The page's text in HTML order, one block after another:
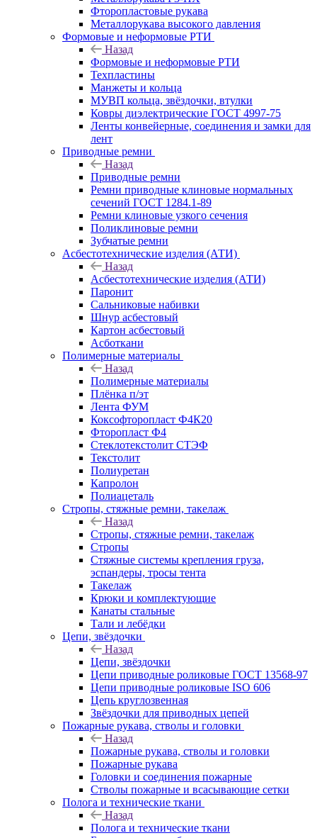
Фторопластовые рукава
Металлорукава высокого давления
Формовые и неформовые РТИ
Назад
Формовые и неформовые РТИ
Техпластины
Манжеты и кольца
МУВП кольца, звёздочки, втулки
Ковры диэлектрические ГОСТ 4997-75
Ленты конвейерные, соединения и замки для
лент
Приводные ремни
Назад
Приводные ремни
Ремни приводные клиновые нормальных
сечений ГОСТ 1284.1-89
Ремни клиновые узкого сечения
Поликлиновые ремни
Зубчатые ремни
Асбестотехнические изделия (АТИ)
Назад
Асбестотехнические изделия (АТИ)
Паронит
Сальниковые набивки
Шнур асбестовый
Картон асбестовый
Асботкани
Полимерные материалы
Назад
Полимерные материалы
Плёнка п/эт
Лента ФУМ
Коксофторопласт Ф4К20
Фторопласт Ф4
Стеклотекстолит СТЭФ
Текстолит
Полиуретан
Капролон
Полиацеталь
Стропы, стяжные ремни, такелаж
Назад
Стропы, стяжные ремни, такелаж
Стропы
Стяжные системы крепления груза,
эспандеры, тросы тента
Такелаж
Крюки и комплектующие
Канаты стальные
Тали и лебёдки
Цепи, звёздочки
Назад
Цепи, звёздочки
Цепи приводные роликовые ГОСТ 13568-97
Цепи приводные роликовые ISO 606
Цепь круглозвенная
Звёздочки для приводных цепей
Пожарные рукава, стволы и головки
Назад
Пожарные рукава, стволы и головки
Пожарные рукава
Головки и соединения пожарные
Стволы пожарные и всасывающие сетки
Полога и технические ткани
Назад
Полога и технические ткани